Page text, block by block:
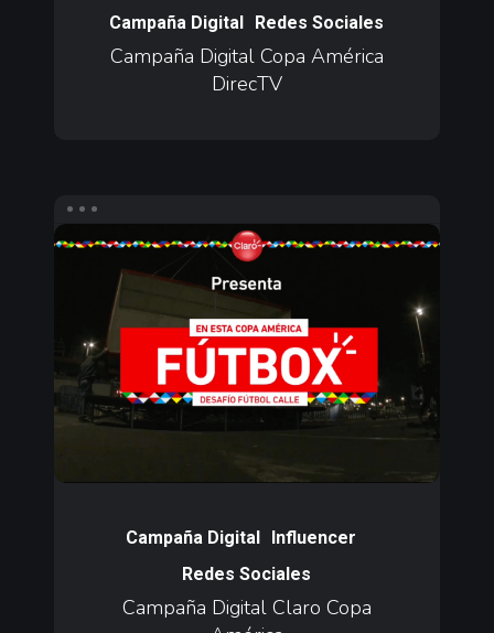
Digital
Copa
América
Campaña Digital Redes Sociales
Campaña Digital Copa América
DirecTV
Campaña
Copa
América
Digital
Claro
Copa
Campaña Digital Influencer
Redes Sociales
Campaña Digital Claro Copa